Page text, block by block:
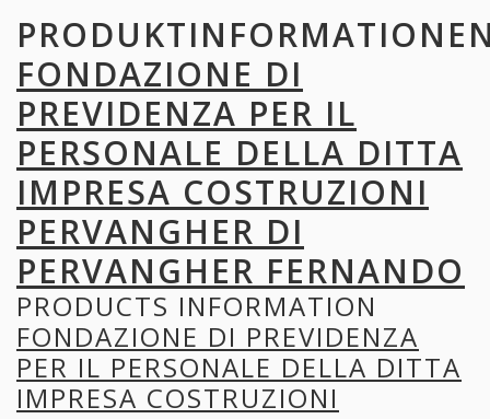
FONDAZIONE DI
PREVIDENZA PER IL
PERSONALE DELLA DITTA
IMPRESA COSTRUZIONI
PERVANGHER DI
PERVANGHER FERNANDO
PRODUCTS INFORMATION
FONDAZIONE DI PREVIDENZA
PER IL PERSONALE DELLA DITTA
IMPRESA COSTRUZIONI